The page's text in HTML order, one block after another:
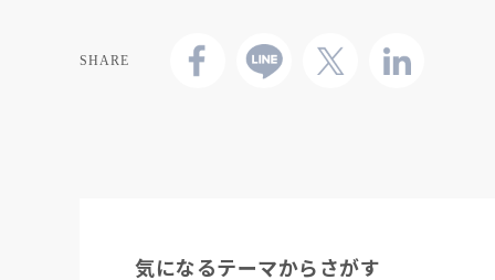
SHARE
気になるテーマからさがす